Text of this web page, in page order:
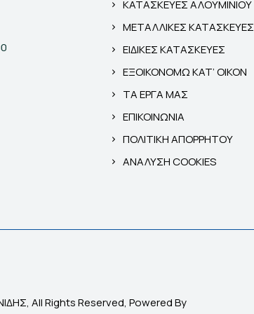
ΚΑΤΑΣΚΕΥΕΣ ΑΛΟΥΜΙΝΙΟΥ
ΜΕΤΑΛΛΙΚΕΣ ΚΑΤΑΣΚΕΥΕΣ
ΕΙΔΙΚΕΣ ΚΑΤΑΣΚΕΥΕΣ
ΕΞΟΙΚΟΝΟΜΩ ΚΑΤ’ ΟΙΚΟΝ
ΤΑ ΕΡΓΑ ΜΑΣ
ΕΠΙΚΟΙΝΩΝΙΑ
ΠΟΛΙΤΙΚΗ ΑΠΟΡΡΗΤΟΥ
ΑΝΑΛΥΣΗ COOKIES
All Rights Reserved, Powered By